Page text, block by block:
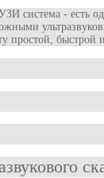
система - есть
простой, быстрой